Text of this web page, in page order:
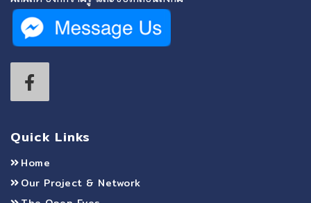
Quick Links
Home
Our Project & Network